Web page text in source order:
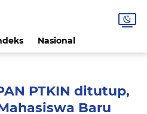
Nasional
PTKIN ditutup,
Baru